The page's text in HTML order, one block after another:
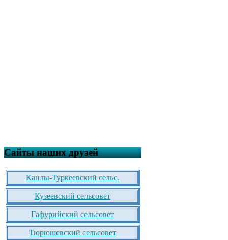
Сайты наших друзей
Канлы-Туркеевский сельс.
Кузеевский сельсовет
Гафурийский сельсовет
Тюрюшевский сельсовет